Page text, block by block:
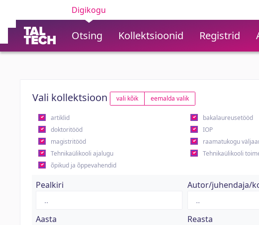
Digikogu
Otsing Kollektsioonid Registrid
Vali kollektsioon vali kõik eemalda valik
artiklid bakalaureusetööd
doktoritööd
IOP
magistritööd
raamatukogu
Tehnikaülikooli ajalugu
Tehnikaülikooli
õpikud ja õppevahendid
Pealkiri Autor/juhendaja/
Aasta
Reasta